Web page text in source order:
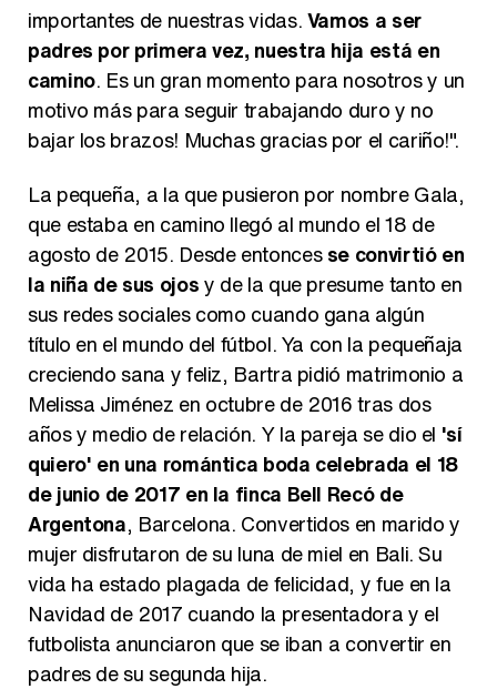
importantes de nuestras vidas.Vamos a ser
padres por primera vez, nuestra hija está en
camino. Es un gran momento para nosotros y un
motivo más para seguir trabajando duro y no
bajar los brazos! Muchas gracias por el cariño!".
La pequeña, a la que pusieron por nombre Gala,
que estaba en camino llegó al mundo el 18 de
agosto de 2015. Desde entoncesse convirtió en
la niña de sus ojosy de la que presume tanto en
sus redes sociales como cuando gana algún
título en el mundo del fútbol. Ya con la pequeñaja
creciendo sana y feliz, Bartra pidió matrimonio a
Melissa Jiménez en octubre de 2016 tras dos
años y medio de relación. Y la pareja se dio el 'sí
quiero' en una romántica boda celebrada el 18
de junio de 2017 en la finca Bell Recó de
Argentona, Barcelona. Convertidos en marido y
mujer disfrutaron de su luna de miel en Bali. Su
vida ha estado plagada de felicidad, y fue en la
Navidad de 2017 cuando la presentadora y el
futbolista anunciaron que se iban a convertir en
padres de su segunda hija.